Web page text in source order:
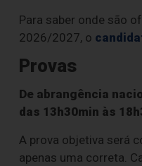
Para saber onde são
2026/2027, o
Provas
De abrangência
das 13h30min às
A prova objetiva será
apenas uma correta.